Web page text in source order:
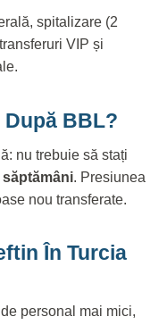
spitalizare (2
VIP și
După BBL?
nu trebuie să stați
săptămâni. Presiunea
nou transferate.
În Turcia
personal mai mici,